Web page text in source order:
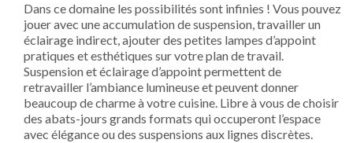
Dans ce domaine les possibilités sont infinies ! Vous pouvez
jouer avec une accumulation de suspension, travailler un
éclairage indirect, ajouter des petites lampes d’appoint
pratiques et esthétiques sur votre plan de travail.
Suspension et éclairage d’appoint permettent de
retravailler l’ambiance lumineuse et peuvent donner
beaucoup de charme à votre cuisine. Libre à vous de choisir
des abats-jours grands formats qui occuperont l’espace
avec élégance ou des suspensions aux lignes discrètes.